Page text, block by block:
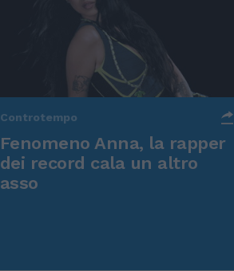
Controtempo
Fenomeno Anna, la rapper
dei record cala un altro
asso